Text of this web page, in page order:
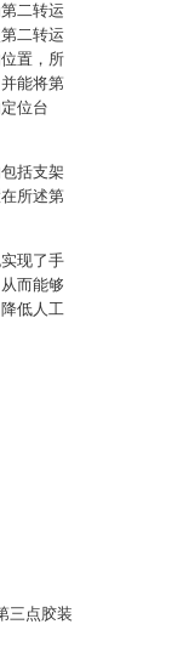
二转运
二转运
置，所
能将第
位台
括支架
所述第
现了手
而能够
低人工
三点胶装